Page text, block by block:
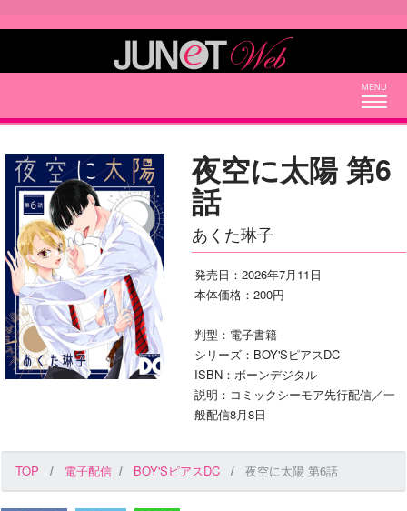
夜空に太陽 第6
話
あくた琳子
発売日：2026年7月11日
本体価格：200円
判型：電子書籍
シリーズ：BOY'SピアスDC
ISBN：ボーンデジタル
説明：コミックシーモア先行配信／一
般配信8月8日
TOP 電子配信 BOY'SピアスDC 夜空に太陽 第6話